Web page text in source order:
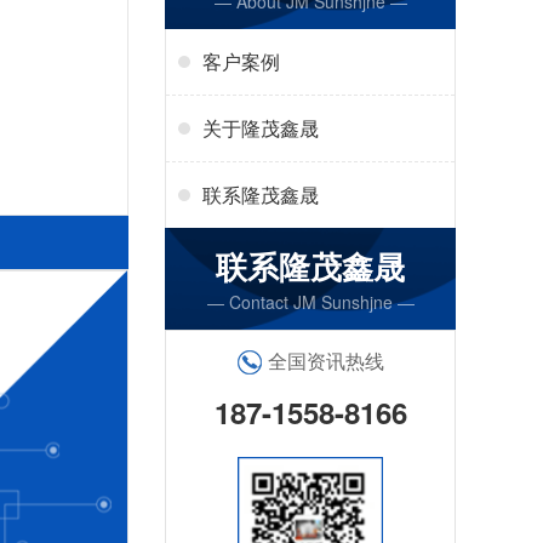
客户案例
关于隆茂鑫晟
联系隆茂鑫晟
联系隆茂鑫晟
— Contact JM Sunshjne —
全国资讯热线
187-1558-8166